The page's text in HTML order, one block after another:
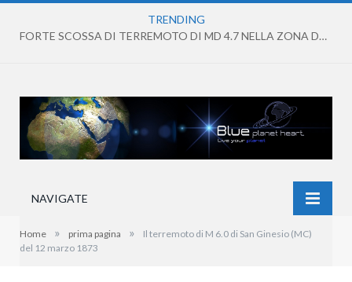
TRENDING
FORTE SCOSSA DI TERREMOTO DI MD 4.7 NELLA ZONA DEI CAMPI FLEGREI
NAVIGATE
Home » prima pagina »
Il terremoto di M 6.0 di San Ginesio (MC)
del 12 marzo 1873